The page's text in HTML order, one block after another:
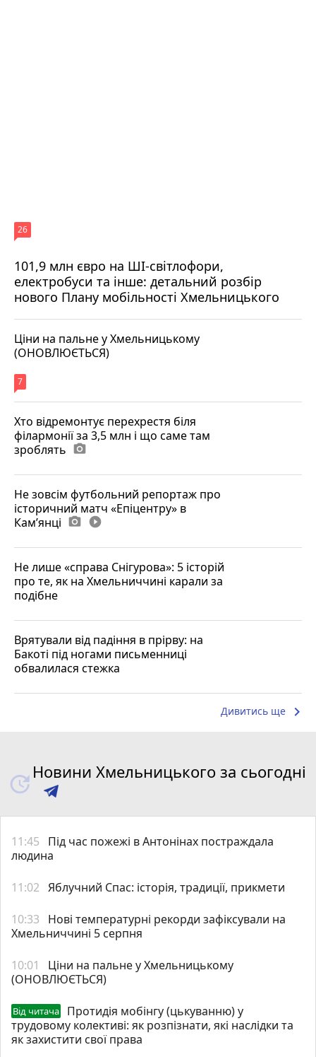
101,9 млн євро на ШІ-світлофори,
електробуси та інше: детальний розбір
нового Плану мобільності Хмельницького
26
Ціни на пальне у Хмельницькому
(ОНОВЛЮЄТЬСЯ)
7
Хто відремонтує перехрестя біля
філармонії за 3,5 млн і що саме там
зроблять photo_camera
Не зовсім футбольний репортаж про
історичний матч «Епіцентру» в
Камʼянці photo_camera play_circle_filled
Не лише «справа Снігурова»: 5 історій
про те, як на Хмельниччині карали за
подібне
Врятували від падіння в прірву: на
Бакоті під ногами письменниці
обвалилася стежка
Дивитись ще keyboard_arrow_right
Новини Хмельницького за сьогодні
11:45
Під час пожежі в Антонінах постраждала
людина
11:02 Яблучний Спас: історія, традиції, прикмети
10:33
Нові температурні рекорди зафіксували на
Хмельниччині 5 серпня
10:01
Ціни на пальне у Хмельницькому
(ОНОВЛЮЄТЬСЯ)
Від читача
Протидія мобінгу (цькуванню) у
трудовому колективі: як розпізнати, які наслідки та
як захистити свої права